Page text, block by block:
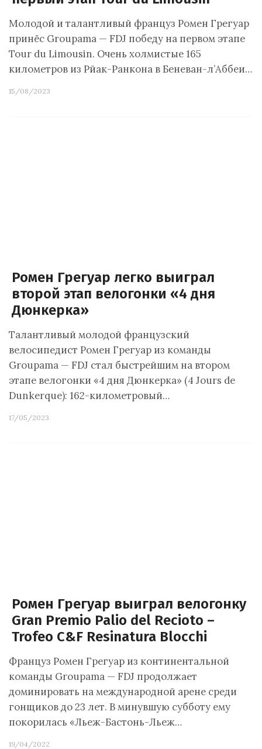
Молодой и талантливый француз Ромен Грегуар
принёс Groupama — FDJ победу на первом этапе
Tour du Limousin. Очень холмистые 165
километров из Рйак-Ранкона в Беневан-л’Аббеи…
15/08/2023
Ромен Грегуар легко выиграл
второй этап велогонки «4 дня
Дюнкерка»
Талантливый молодой французский
велосипедист Ромен Грегуар из команды
Groupama — FDJ стал быстрейшим на втором
этапе велогонки «4 дня Дюнкерка» (4 Jours de
Dunkerque): 162-километровый…
17/05/2023
Ромен Грегуар выиграл велогонку
Gran Premio Palio del Recioto –
Trofeo C&F Resinatura Blocchi
Француз Ромен Грегуар из континентальной
команды Groupama — FDJ продолжает
доминировать на международной арене среди
гонщиков до 23 лет. В минувшую субботу ему
покорилась «Льеж-Бастонь-Льеж…
19/04/2022